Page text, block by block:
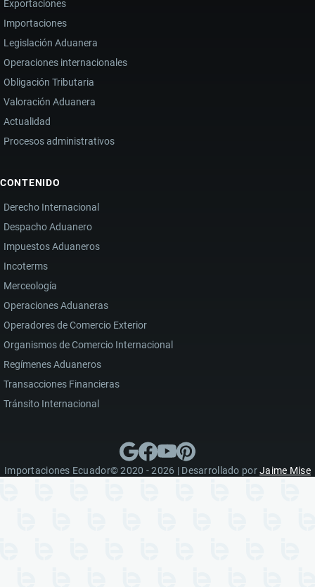
Exportaciones
Importaciones
Legislación Aduanera
Operaciones internacionales
Obligación Tributaria
Valoración Aduanera
Actualidad
Procesos administrativos
CONTENIDO
Derecho Internacional
Despacho Aduanero
Impuestos Aduaneros
Incoterms
Merceología
Operaciones Aduaneras
Operadores de Comercio Exterior
Organismos de Comercio Internacional
Regímenes Aduaneros
Transacciones Financieras
Tránsito Internacional
Importaciones Ecuador© 2020 - 2026 | Desarrollado porJaime Mise